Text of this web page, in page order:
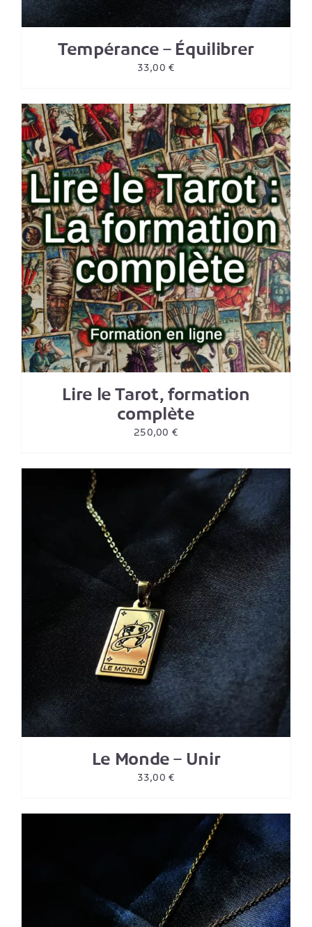
Tempérance – Équilibrer
33,00€
Lire le Tarot, formation
complète
250,00 €
Le Monde – Unir
33,00€